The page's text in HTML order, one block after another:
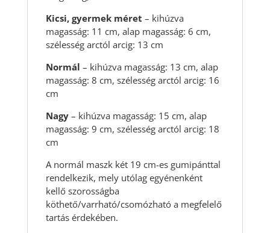
Kicsi, gyermek méret – kihúzva
magasság: 11 cm, alap magasság: 6 cm,
szélesség arctól arcig: 13 cm
Normál – kihúzva magasság: 13 cm, alap
magasság: 8 cm, szélesség arctól arcig: 16
cm
Nagy– kihúzva magasság: 15 cm, alap
magasság: 9 cm, szélesség arctól arcig: 18
cm
A normál maszk két 19 cm-es gumipánttal
rendelkezik, mely utólag egyénenként
kellő szorosságba
köthető/varrható/csomózható a megfelelő
tartás érdekében.